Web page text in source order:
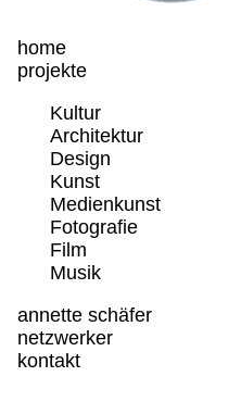
home
projekte
Kultur
Architektur
Design
Kunst
Medienkunst
Fotografie
Film
Musik
annette schäfer
netzwerker
kontakt